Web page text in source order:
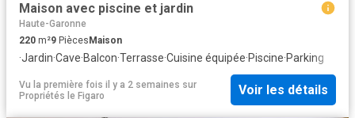
Maison avec piscine et jardin
Haute-Garonne
220 m²9 Pièces Maison
·Jardin·Cave·Balcon·Terrasse·Cuisine équipée·Piscine·Parking
Vu la première fois il y a 2 semaines sur
Propriétés le Figaro
Voir les détails